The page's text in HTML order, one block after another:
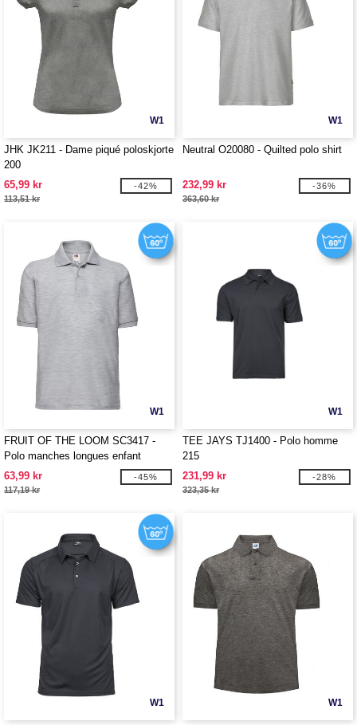
W1
JHK JK211 - Dame piqué poloskjorte
200
65,99 kr
113,51 kr
-42%
W1
Neutral O20080 - Quilted polo shirt
232,99 kr
363,60 kr
-36%
W1
FRUIT OF THE LOOM SC3417 -
Polo manches longues enfant
63,99 kr
117,19 kr
-45%
W1
TEE JAYS TJ1400 - Polo homme
215
231,99 kr
323,35 kr
-28%
W1 W1